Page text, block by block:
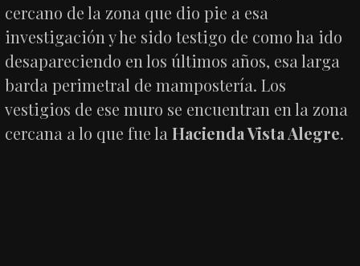
cercano de la zona que dio pie a esa
investigación y he sido testigo de como ha ido
desapareciendo en los últimos años, esa larga
barda perimetral de mampostería. Los
vestigios de ese muro se encuentran en la zona
cercana a lo que fue laHacienda Vista Alegre.